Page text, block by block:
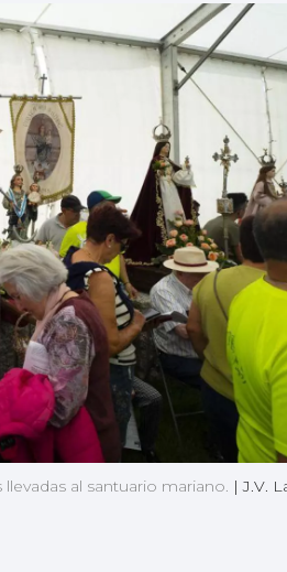
al santuario mariano. |J.V.